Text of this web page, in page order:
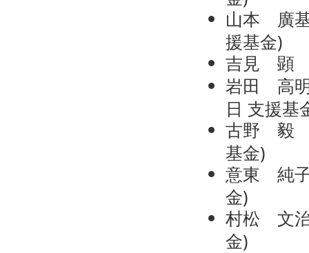
山本 廣
援基金)
吉見 顕
岩田 高
日 支援基
古野 毅
基金)
意東 純
金)
村松 文
金)